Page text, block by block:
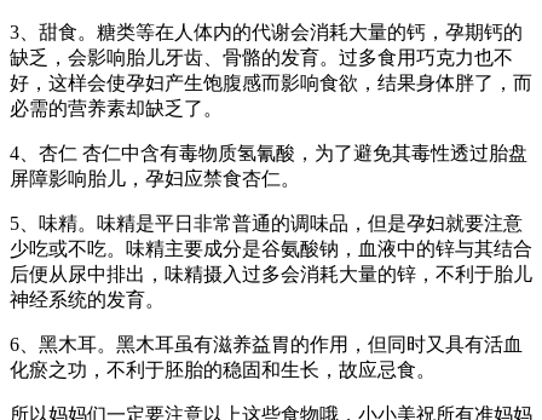
3、甜食。糖类等在人体内的代谢会消耗大量的钙，孕期钙的
缺乏，会影响胎儿牙齿、骨骼的发育。过多食用巧克力也不
好，这样会使孕妇产生饱腹感而影响食欲，结果身体胖了，而
必需的营养素却缺乏了。
4、杏仁 杏仁中含有毒物质氢氰酸，为了避免其毒性透过胎盘
屏障影响胎儿，孕妇应禁食杏仁。
5、味精。味精是平日非常普通的调味品，但是孕妇就要注意
少吃或不吃。味精主要成分是谷氨酸钠，血液中的锌与其结合
后便从尿中排出，味精摄入过多会消耗大量的锌，不利于胎儿
神经系统的发育。
6、黑木耳。黑木耳虽有滋养益胃的作用，但同时又具有活血
化瘀之功，不利于胚胎的稳固和生长，故应忌食。
所以妈妈们一定要注意以上这些食物哦，小小美祝所有准妈妈